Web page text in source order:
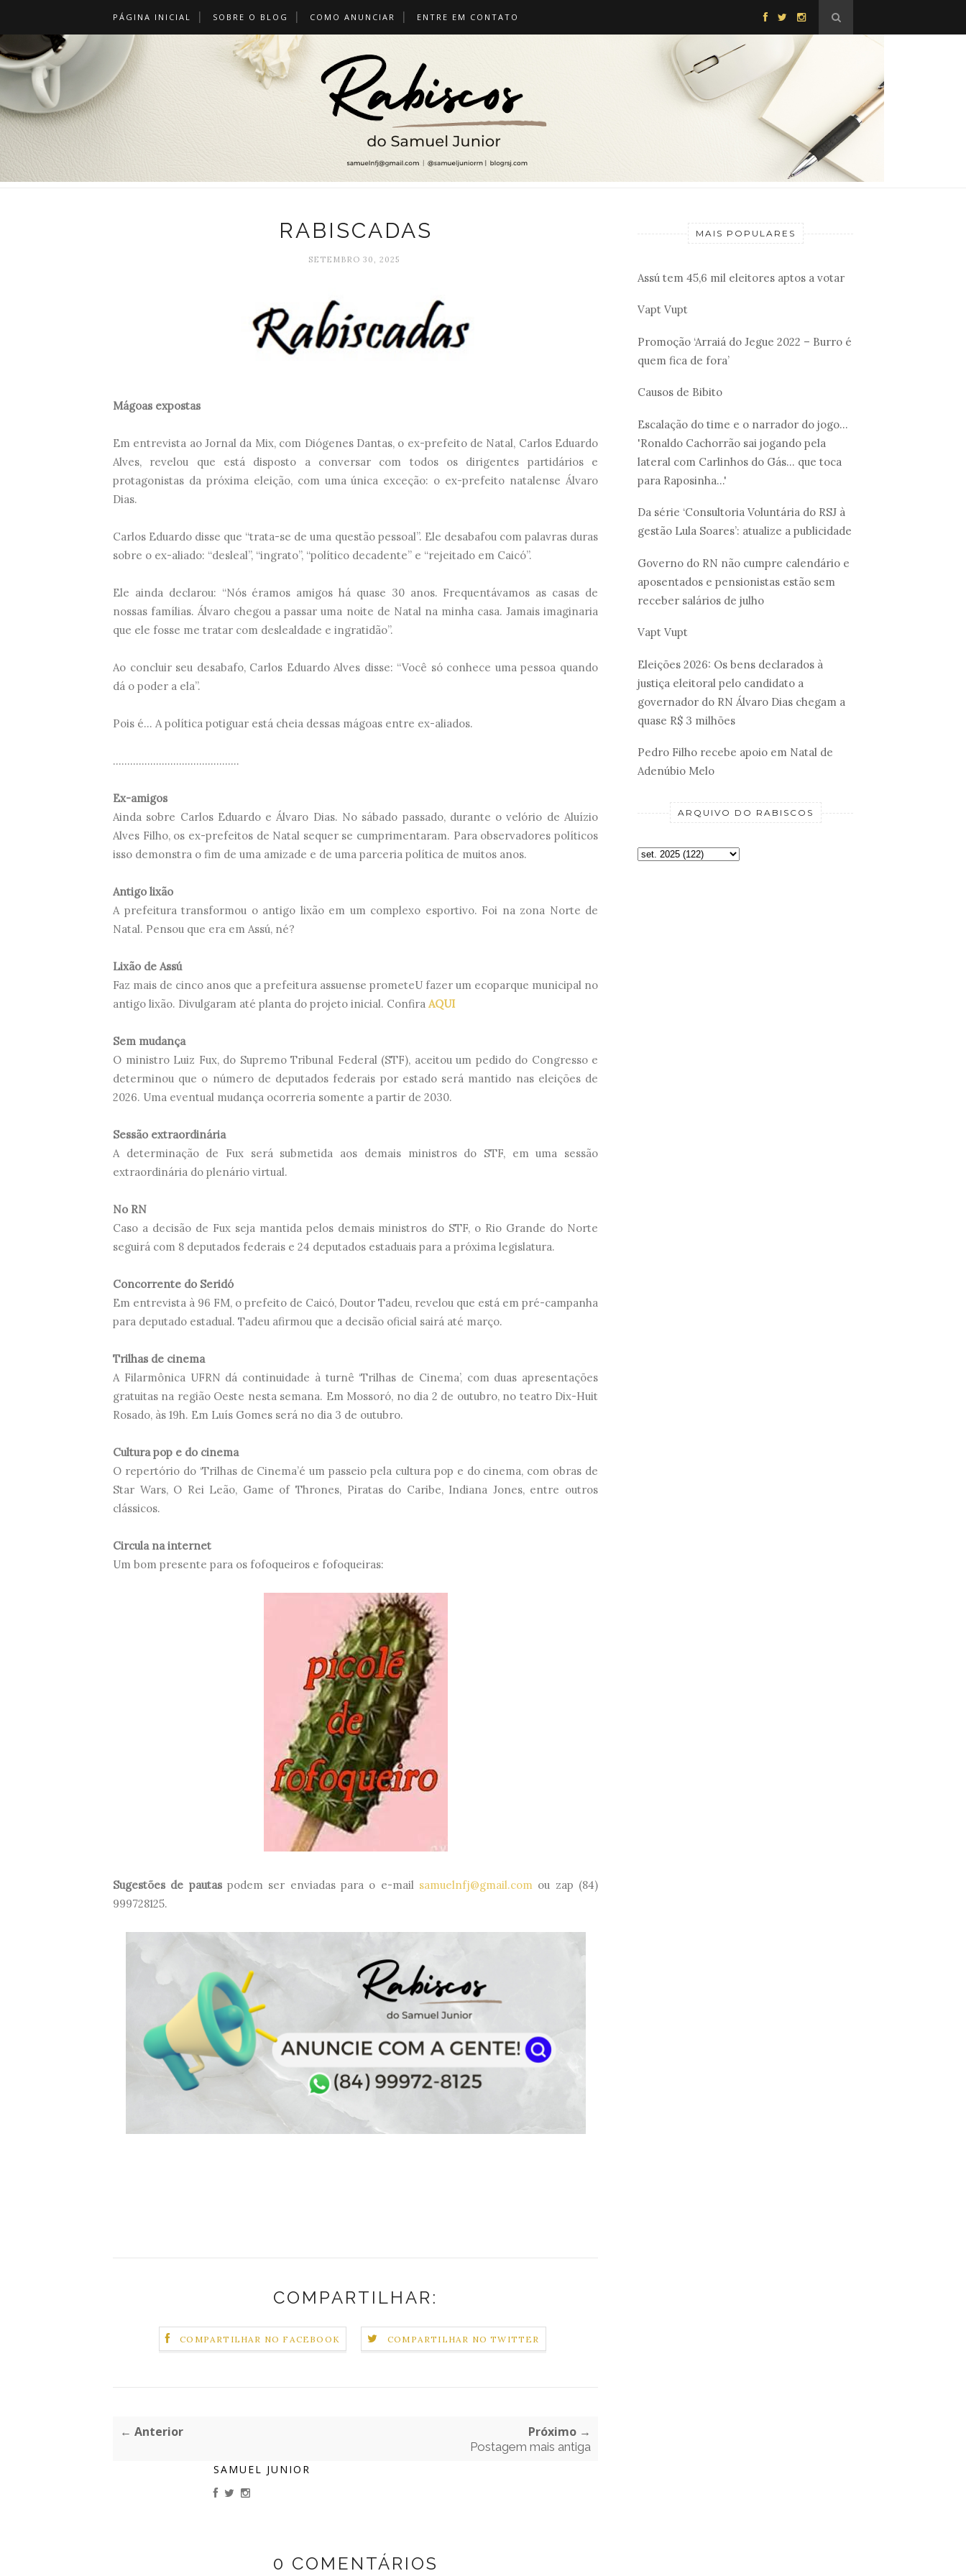
PÁGINA INICIAL SOBRE O BLOG COMO ANUNCIAR ENTRE EM CONTATO
RABISCADAS
SETEMBRO 30, 2025
Mágoas expostas
Em entrevista ao Jornal da Mix, com Diógenes Dantas, o ex-prefeito de Natal, Carlos Eduardo
Alves, revelou que está disposto a conversar com todos os dirigentes partidários e
protagonistas da próxima eleição, com uma única exceção: o ex-prefeito natalense Álvaro
Dias.
Carlos Eduardo disse que “trata-se de uma questão pessoal”. Ele desabafou com palavras duras
sobre o ex-aliado: “desleal”, “ingrato”, “político decadente” e “rejeitado em Caicó”.
Ele ainda declarou: “Nós éramos amigos há quase 30 anos. Frequentávamos as casas de
nossas famílias. Álvaro chegou a passar uma noite de Natal na minha casa. Jamais imaginaria
que ele fosse me tratar com deslealdade e ingratidão”.
Ao concluir seu desabafo, Carlos Eduardo Alves disse: “Você só conhece uma pessoa quando
dá o poder a ela”.
Pois é... A política potiguar está cheia dessas mágoas entre ex-aliados.
............................................
Ex-amigos
Ainda sobre Carlos Eduardo e Álvaro Dias. No sábado passado, durante o velório de Aluízio
Alves Filho, os ex-prefeitos de Natal sequer se cumprimentaram. Para observadores políticos
isso demonstra o fim de uma amizade e de uma parceria política de muitos anos.
Antigo lixão
A prefeitura transformou o antigo lixão em um complexo esportivo. Foi na zona Norte de
Natal. Pensou que era em Assú, né?
Lixão de Assú
Faz mais de cinco anos que a prefeitura assuense prometeU fazer um ecoparque municipal no
antigo lixão. Divulgaram até planta do projeto inicial. Confira AQUI
Sem mudança
O ministro Luiz Fux, do Supremo Tribunal Federal (STF), aceitou um pedido do Congresso e
determinou que o número de deputados federais por estado será mantido nas eleições de
2026. Uma eventual mudança ocorreria somente a partir de 2030.
Sessão extraordinária
A determinação de Fux será submetida aos demais ministros do STF, em uma sessão
extraordinária do plenário virtual.
No RN
Caso a decisão de Fux seja mantida pelos demais ministros do STF, o Rio Grande do Norte
seguirá com 8 deputados federais e 24 deputados estaduais para a próxima legislatura.
Concorrente do Seridó
Em entrevista à 96 FM, o prefeito de Caicó, Doutor Tadeu, revelou que está em pré-campanha
para deputado estadual. Tadeu afirmou que a decisão oficial sairá até março.
Trilhas de cinema
A Filarmônica UFRN dá continuidade à turnê ‘Trilhas de Cinema’, com duas apresentações
gratuitas na região Oeste nesta semana. Em Mossoró, no dia 2 de outubro, no teatro Dix-Huit
Rosado, às 19h. Em Luís Gomes será no dia 3 de outubro.
Cultura pop e do cinema
O repertório do ‘Trilhas de Cinema’é um passeio pela cultura pop e do cinema, com obras de
Star Wars, O Rei Leão, Game of Thrones, Piratas do Caribe, Indiana Jones, entre outros
clássicos.
Circula na internet
Um bom presente para os fofoqueiros e fofoqueiras:
Sugestões de pautaspodem ser enviadas para o e-mail samuelnfj@gmail.com ou zap (84)
999728125.
COMPARTILHAR:
COMPARTILHAR NO FACEBOOK COMPARTILHAR NO TWITTER
← Anterior Próximo →
Postagem mais antiga
SAMUEL JUNIOR
0 COMENTÁRIOS
MAIS POPULARES
Assú tem 45,6 mil eleitores aptos a votar
Vapt Vupt
Promoção ‘Arraiá do Jegue 2022 – Burro é
quem fica de fora’
Causos de Bibito
Escalação do time e o narrador do jogo...
'Ronaldo Cachorrão sai jogando pela
lateral com Carlinhos do Gás... que toca
para Raposinha...'
Da série ‘Consultoria Voluntária do RSJ à
gestão Lula Soares’: atualize a publicidade
Governo do RN não cumpre calendário e
aposentados e pensionistas estão sem
receber salários de julho
Vapt Vupt
Eleições 2026: Os bens declarados à
justiça eleitoral pelo candidato a
governador do RN Álvaro Dias chegam a
quase R$ 3 milhões
Pedro Filho recebe apoio em Natal de
Adenúbio Melo
ARQUIVO DO RABISCOS